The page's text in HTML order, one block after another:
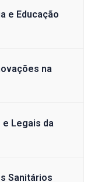
e Educação
na
Legais da
Sanitários